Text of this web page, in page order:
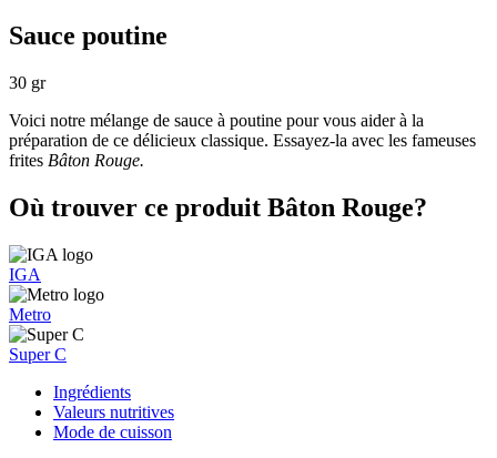
Sauce poutine
30 gr
Voici notre mélange de sauce à poutine pour vous aider à la
préparation de ce délicieux classique. Essayez-la avec les fameuses
frites Bâton Rouge.
Où trouver ce produit Bâton Rouge?
IGA
Metro
Super C
Ingrédients
Valeurs nutritives
Mode de cuisson